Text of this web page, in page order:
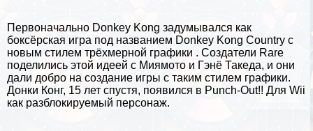
Первоначально Donkey Kong задумывался как
боксёрская игра под названием Donkey Kong Country с
новым стилем трёхмерной графики . Создатели Rare
поделились этой идеей с Миямото и Гэнё Такеда, и они
дали добро на создание игры с таким стилем графики.
Донки Конг, 15 лет спустя, появился в Punch-Out!! Для Wii
как разблокируемый персонаж.